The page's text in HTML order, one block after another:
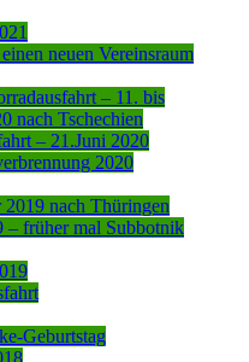
neuen Vereinsraum
– 11. bis
nach Tschechien
– 21.Juni 2020
2020
2019 nach Thüringen
– früher mal Subbotnik
Geburtstag